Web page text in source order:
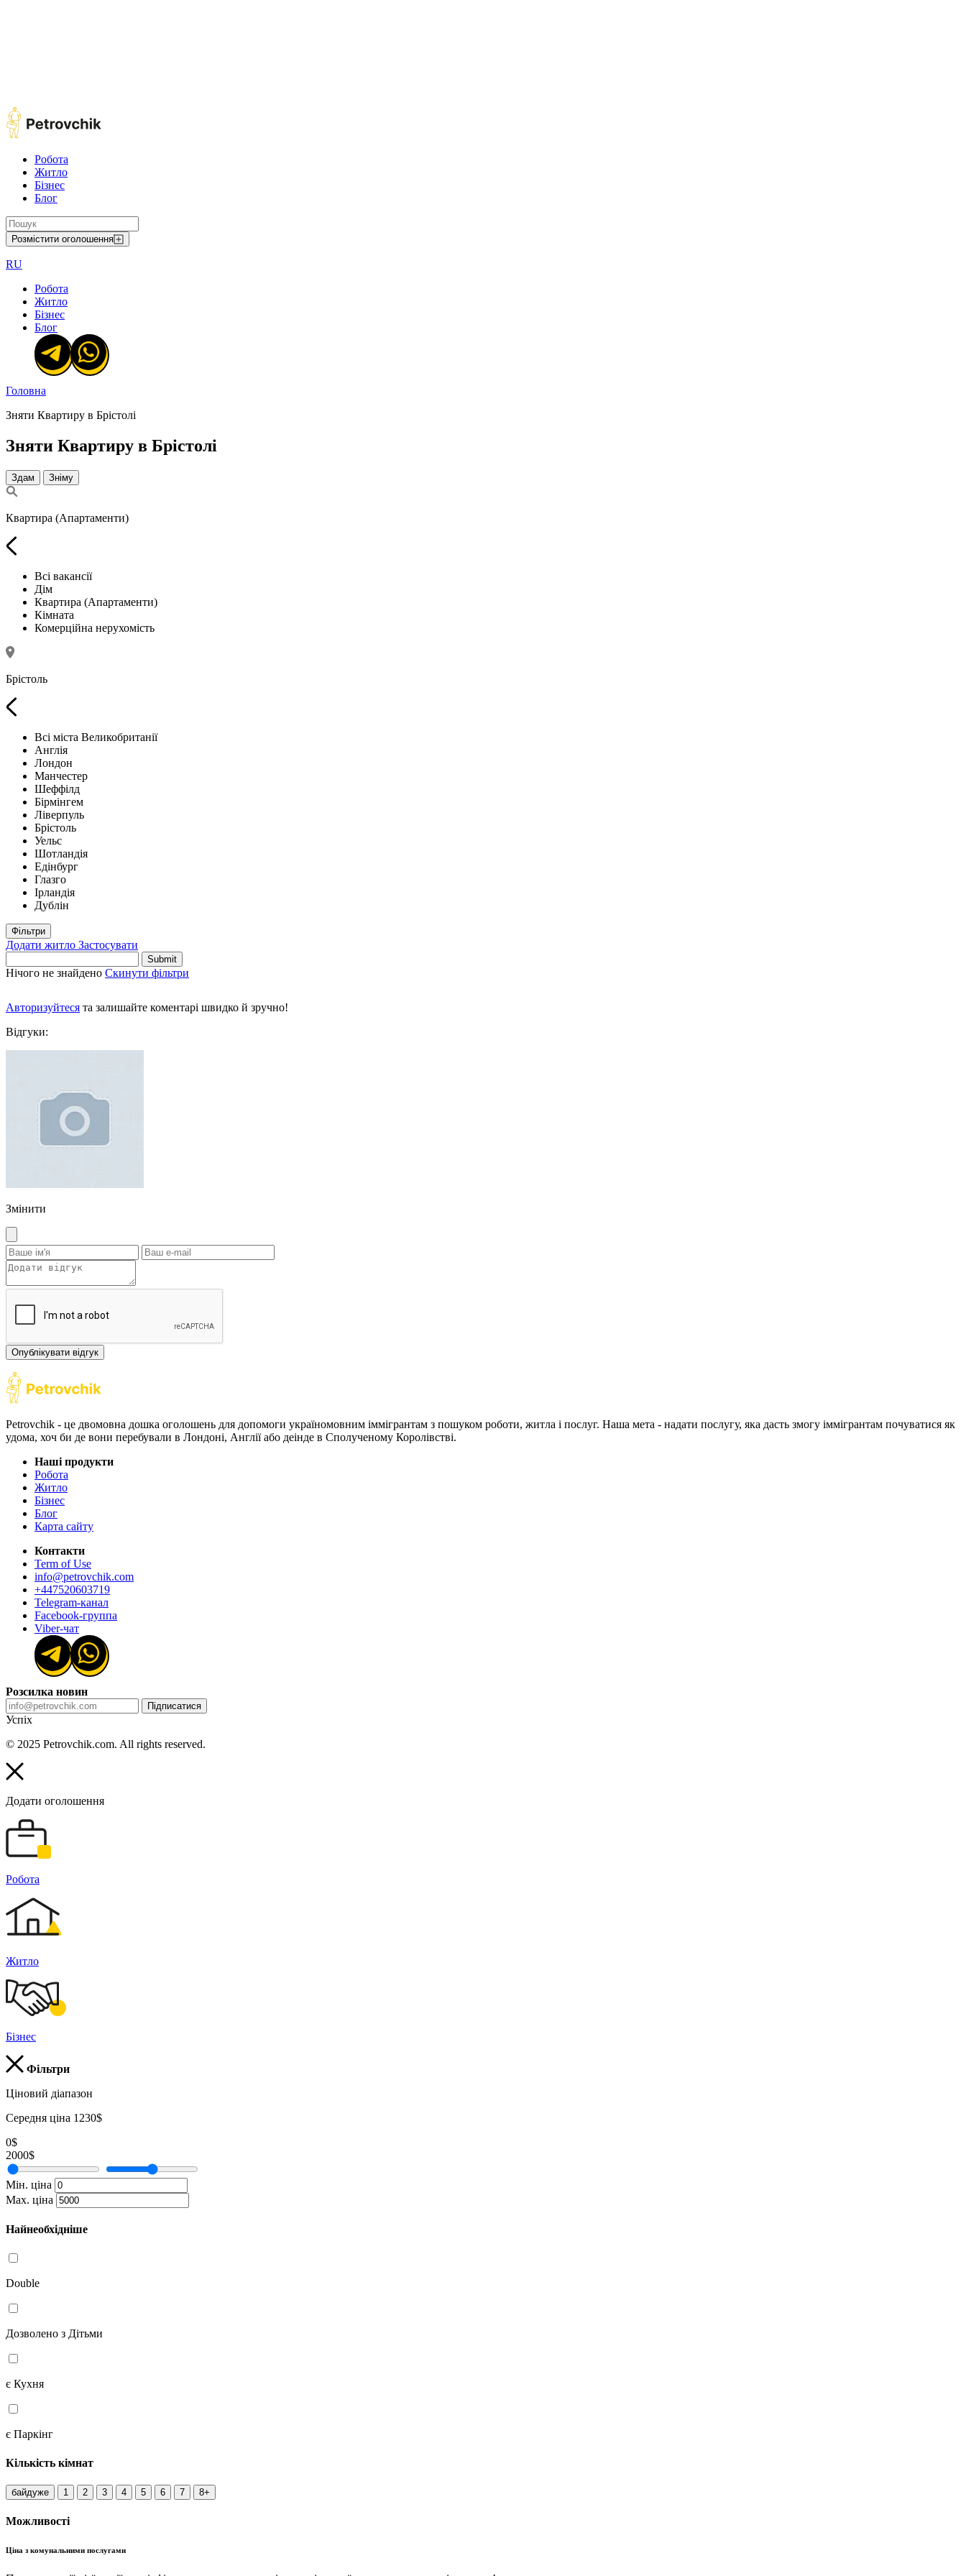
Робота
Житло
Бізнес
Блог
Розмістити оголошення
RU
Робота
Житло
Бізнес
Блог
Головна
Зняти Квартиру в Брістолі
Зняти Квартиру в Брістолі
Здам Зніму
Квартира (Апартаменти)
Всі вакансії
Дім
Квартира (Апартаменти)
Кімната
Комерційна нерухомість
Брістоль
Всі міста Великобританії
Англія
Лондон
Манчестер
Шеффілд
Бірмінгем
Ліверпуль
Брістоль
Уельс
Шотландія
Едінбург
Глазго
Ірландія
Дублін
Фільтри
Додати житло Застосувати
Нічого не знайдено Скинути фільтри
Авторизуйтеся та залишайте коментарі швидко й зручно!
Відгуки:
Змінити
Опублікувати відгук
Petrovchik - це двомовна дошка оголошень для допомоги україномовним іммігрантам з пошуком роботи, житла і послуг. Наша мета - надати послугу, яка дасть змогу іммігрантам почуватися як
удома, хоч би де вони перебували в Лондоні, Англії або деінде в Сполученому Королівстві.
Наші продукти
Робота
Житло
Бізнес
Блог
Карта сайту
Контакти
Term of Use
info@petrovchik.com
+447520603719
Telegram-канал
Facebook-группа
Viber-чат
Розсилка новин
Підписатися
Успіх
© 2025 Petrovchik.com. All rights reserved.
Додати оголошення
Робота
Житло
Бізнес
Фільтри
Ціновий діапазон
Середня ціна 1230$
0$
2000$
Мін. ціна
Мах. ціна
Найнеобхідніше
Double
Дозволено з Дітьми
є Кухня
є Паркінг
Кількість кімнат
байдуже 1 2 3 4 5 6 7 8+
Можливості
Ціна з комунальними послугами